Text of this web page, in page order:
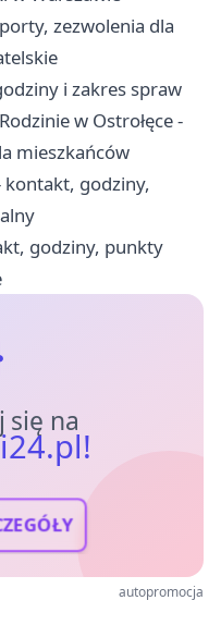
zezwolenia dla
i zakres spraw
w Ostrołęce -
mieszkańców
kontakt, godziny,
godziny, punkty
się na
autopromocja